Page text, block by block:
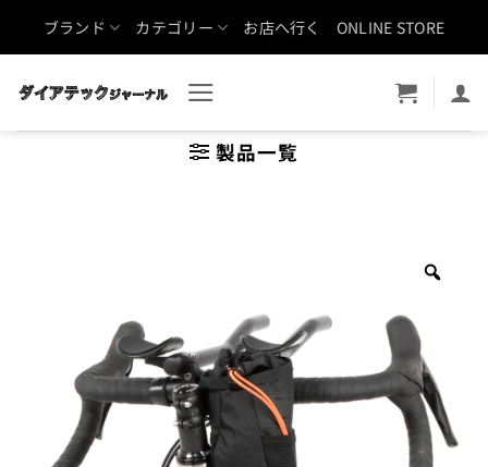
ブランド カテゴリー お店へ行く ONLINE STORE
製品一覧